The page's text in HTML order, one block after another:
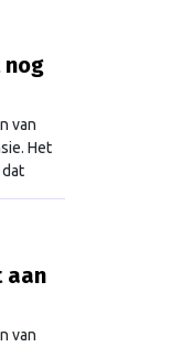
nog
van
Het
aan
van